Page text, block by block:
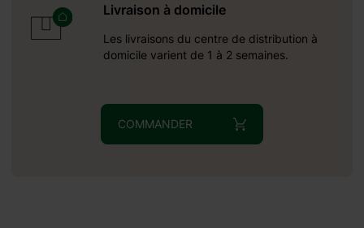
Livraison à domicile
Les livraisons du centre de distribution à
domicile varient de 1 à 2 semaines.
COMMANDER
19.09.2026